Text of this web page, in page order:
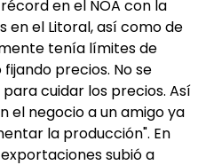
en el NOA con la
en el Litoral, así como de
tenía límites de
precios. No se
cuidar los precios. Así
el negocio a un amigo ya
la producción". En
subió a